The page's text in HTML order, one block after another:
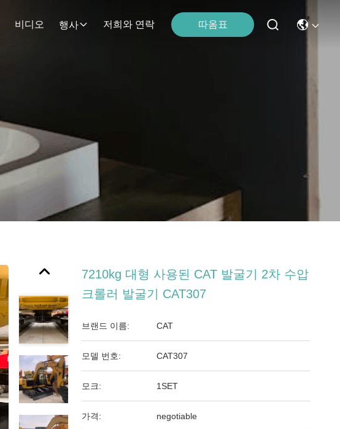
비디오 행사 저희와 연락 따옴표
7210kg 대형 사용된 CAT 발굴기 2차 수압
크롤러 발굴기 CAT307
브랜드 이름: CAT
모델 번호: CAT307
모크: 1SET
가격: negotiable